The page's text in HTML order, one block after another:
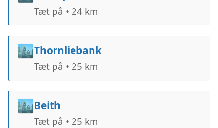
Tæt på • 24 km
🏙️Thornliebank
Tæt på • 25 km
🏙️Beith
Tæt på • 25 km